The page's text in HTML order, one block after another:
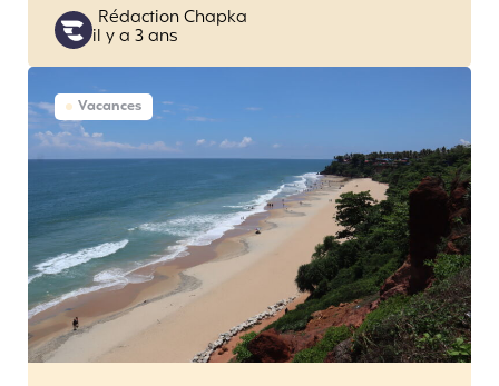
Posted
by
Rédaction Chapka
il y a 3 ans
Vacances